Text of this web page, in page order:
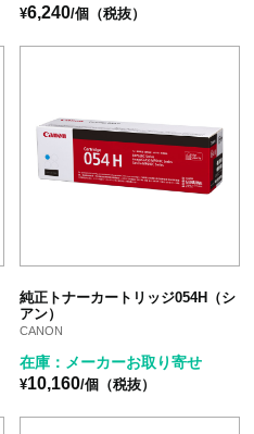
¥6,240/個（税抜）
純正トナーカートリッジ054H（シ
アン）
CANON
在庫：メーカーお取り寄せ
¥10,160/個（税抜）